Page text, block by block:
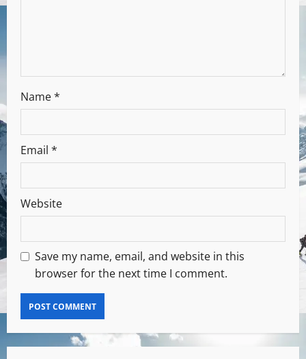
Name*
Email *
Website
Save my name, email, and website in this
browser for the next time I comment.